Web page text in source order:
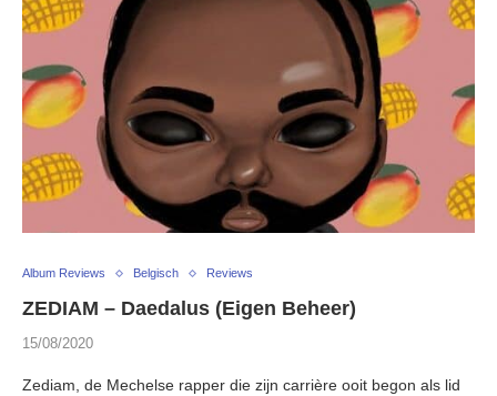
Album Reviews Belgisch Reviews
ZEDIAM – Daedalus (Eigen Beheer)
15/08/2020
Zediam, de Mechelse rapper die zijn carrière ooit begon als lid